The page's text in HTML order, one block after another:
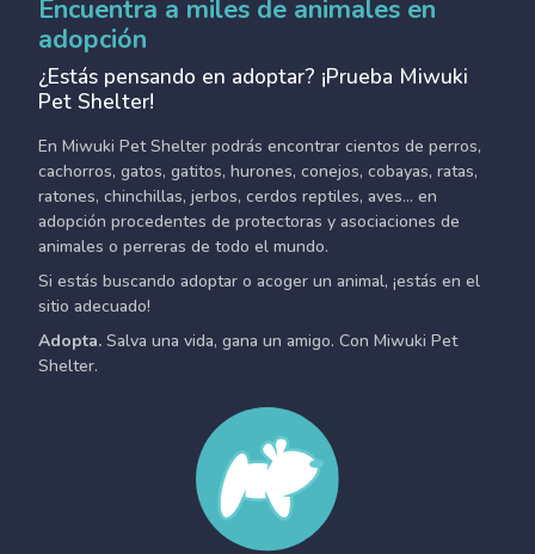
Encuentra a miles de animales en
adopción
¿Estás pensando en adoptar? ¡Prueba Miwuki
Pet Shelter!
En Miwuki Pet Shelter podrás encontrar cientos de perros,
cachorros, gatos, gatitos, hurones, conejos, cobayas, ratas,
ratones, chinchillas, jerbos, cerdos reptiles, aves... en
adopción procedentes de protectoras y asociaciones de
animales o perreras de todo el mundo.
Si estás buscando adoptar o acoger un animal, ¡estás en el
sitio adecuado!
Adopta. Salva una vida, gana un amigo. Con Miwuki Pet
Shelter.